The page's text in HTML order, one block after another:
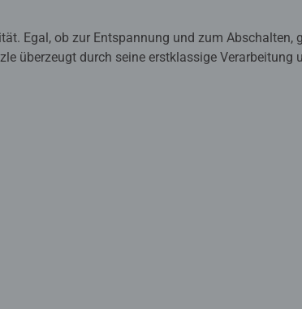
Egal, ob zur Entspannung und zum Abschalten,
überzeugt durch seine erstklassige Verarbeitung
stehen jahrzehntelange Erfahrung in der
machen Ravensburger Puzzles so einzigartig und
entspannten Freizeit-Puzzler bis zum bis zum